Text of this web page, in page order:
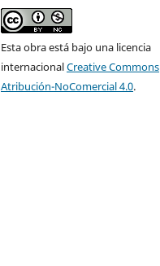
Esta obra está bajo una licencia
internacionalCreative Commons
Atribución-NoComercial 4.0.